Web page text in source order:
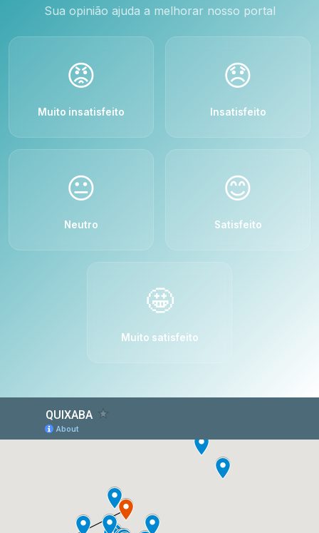
Sua opinião ajuda a melhorar nosso portal
😡
Muito insatisfeito
😞
Insatisfeito
😐
Neutro
😊
Satisfeito
🤩
Muito satisfeito